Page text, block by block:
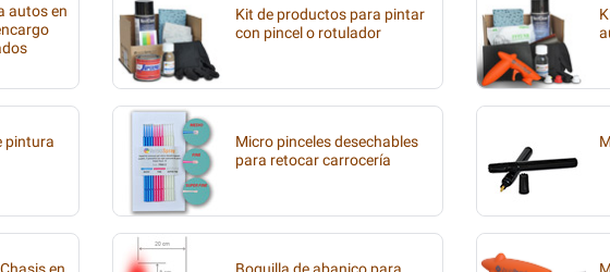
autos en
Kit de productos para pintar
con pincel o rotulador
pintura
Micro pinceles desechables
para retocar carrocería